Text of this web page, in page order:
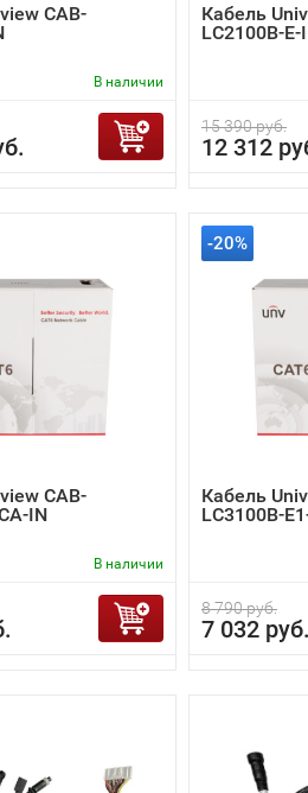
CAB-
В наличии
Кабель
LC2100B-E-
15 390 руб.
12 312
CAB-
IN
В наличии
-20%
Кабель
LC3100B-
8 790 руб.
7 032 руб.